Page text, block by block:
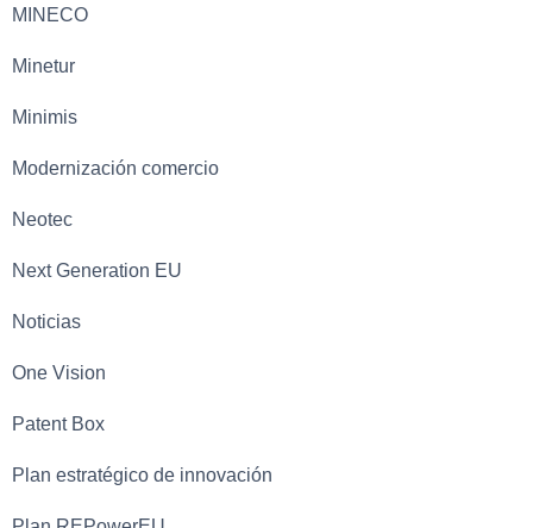
MINECO
Minetur
Minimis
Modernización comercio
Neotec
Next Generation EU
Noticias
One Vision
Patent Box
Plan estratégico de innovación